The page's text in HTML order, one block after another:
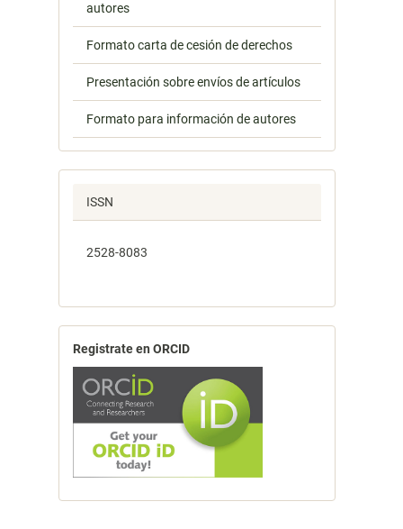
autores
Formato carta de cesión de derechos
Presentación sobre envíos de artículos
Formato para información de autores
ISSN
2528-8083
Registrate en ORCID